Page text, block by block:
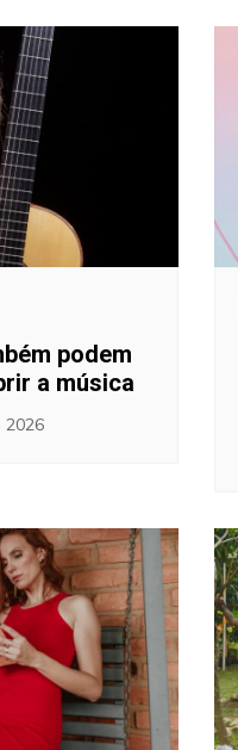
podem
a música
2026